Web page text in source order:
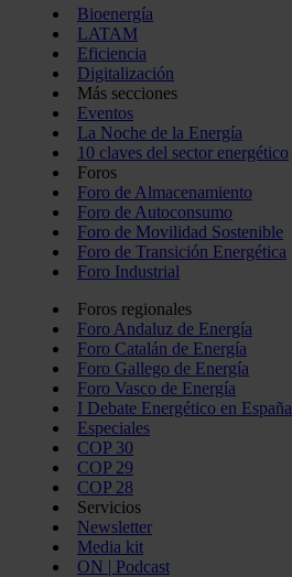
Bioenergía
LATAM
Eficiencia
Digitalización
Más secciones
Eventos
La Noche de la Energía
10 claves del sector energético
Foros
Foro de Almacenamiento
Foro de Autoconsumo
Foro de Movilidad Sostenible
Foro de Transición Energética
Foro Industrial
Foros regionales
Foro Andaluz de Energía
Foro Catalán de Energía
Foro Gallego de Energía
Foro Vasco de Energía
I Debate Energético en España
Especiales
COP 30
COP 29
COP 28
Servicios
Newsletter
Media kit
ON | Podcast